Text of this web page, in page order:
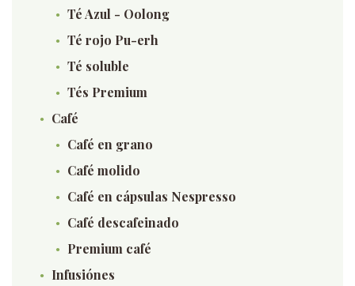
Té Azul - Oolong
Té rojo Pu-erh
Té soluble
Tés Premium
Café
Café en grano
Café molido
Café en cápsulas Nespresso
Café descafeinado
Premium café
Infusiónes